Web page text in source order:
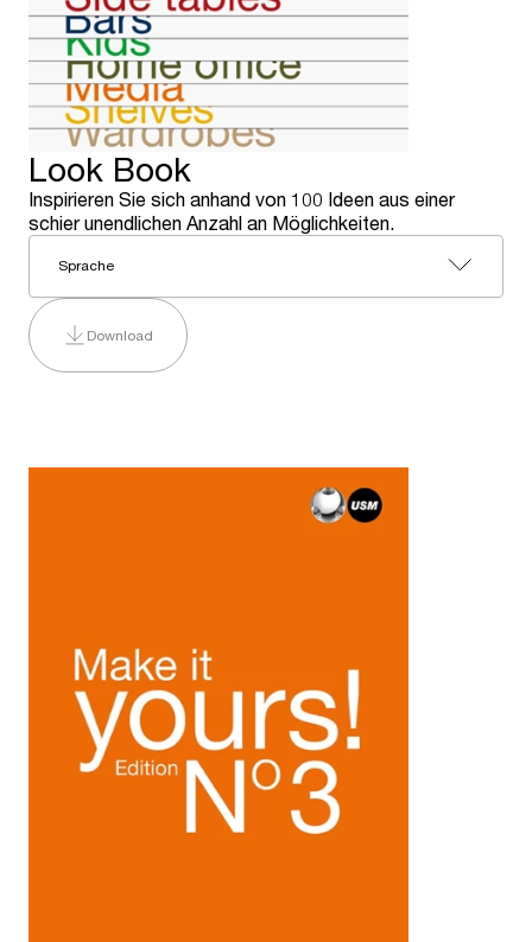
Look Book
Inspirieren Sie sich anhand von 100 Ideen aus einer
schier unendlichen Anzahl an Möglichkeiten.
Sprache
Download